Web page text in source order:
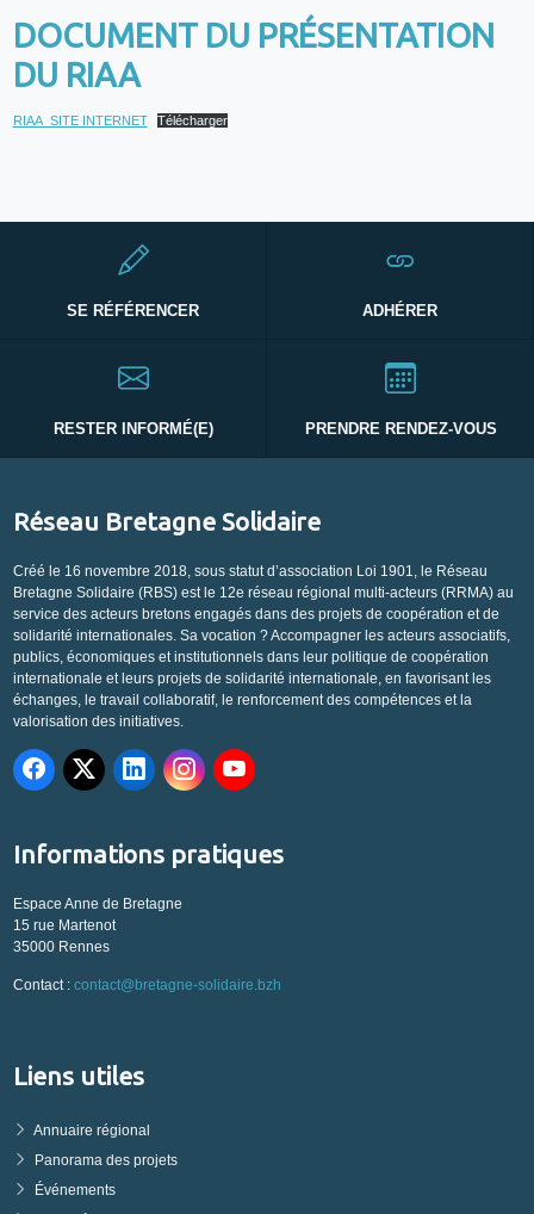
DOCUMENT DU PRÉSENTATION
DU RIAA
RIAA_SITE INTERNET Télécharger
SE RÉFÉRENCER ADHÉRER
RESTER INFORMÉ(E) PRENDRE RENDEZ-VOUS
Réseau Bretagne Solidaire
Créé le 16 novembre 2018, sous statut d’association Loi 1901, le Réseau
Bretagne Solidaire (RBS) est le 12e réseau régional multi-acteurs (RRMA) au
service des acteurs bretons engagés dans des projets de coopération et de
solidarité internationales. Sa vocation ? Accompagner les acteurs associatifs,
publics, économiques et institutionnels dans leur politique de coopération
internationale et leurs projets de solidarité internationale, en favorisant les
échanges, le travail collaboratif, le renforcement des compétences et la
valorisation des initiatives.
Informations pratiques
Espace Anne de Bretagne
15 rue Martenot
35000 Rennes
Contact : contact@bretagne-solidaire.bzh
Liens utiles
Annuaire régional
Panorama des projets
Événements